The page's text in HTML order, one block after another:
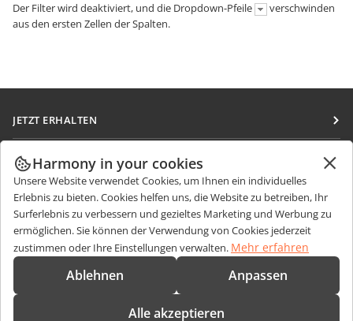
Der Filter wird deaktiviert, und die Dropdown-Pfeile
verschwinden
aus den ersten Zellen der Spalten.
JETZT ERHALTEN
Docs
DocSpace
Workspace
Integrations-Apps
Desktop-Apps
Mobile Apps
ZUSAMMENARBEITEN
Für Mitwirkende
Für Übersetzer
Für Influencer
Stellenangebote
NACHRICHTEN ERHALTEN
Blog
HILFE ERHALTEN
Forum
Fragen zum Kauf
sales@onlyoffice.com
Harmony in your cookies
Unsere Website verwendet Cookies, um Ihnen ein individuelles
Erlebnis zu bieten. Cookies helfen uns, die Website zu betreiben, Ihr
Surferlebnis zu verbessern und gezieltes Marketing und Werbung zu
ermöglichen. Sie können der Verwendung von Cookies jederzeit
zustimmen oder Ihre Einstellungen verwalten. Mehr erfahren
Ablehnen Anpassen
Alle akzeptieren